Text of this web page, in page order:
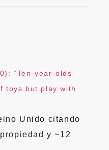
“Ten-year-olds
toys but play with
Unido citando
y ~12